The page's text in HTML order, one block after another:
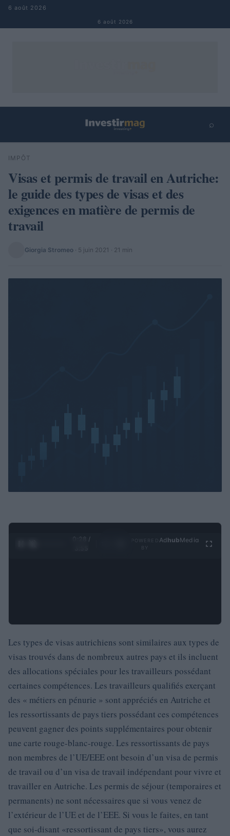
Aller au contenu
6 août 2026
6 août 2026
⌕
Rechercher
IMPÔT
Visas et permis de travail en Autriche:
le guide des types de visas et des
exigences en matière de permis de
travail
Giorgia Stromeo · 5 juin 2021 · 21 min
0:29 /
Ad hubMedia
Les types de visas autrichiens sont similaires aux types de
visas trouvés dans de nombreux autres pays et ils incluent
des allocations spéciales pour les travailleurs possédant
certaines compétences. Les travailleurs qualifiés exerçant
des « métiers en pénurie » sont appréciés en Autriche et
les ressortissants de pays tiers possédant ces compétences
peuvent gagner des points supplémentaires pour obtenir
une carte rouge-blanc-rouge. Les ressortissants de pays
non membres de l’UE/EEE ont besoin d’un visa de permis
de travail ou d’un visa de travail indépendant pour vivre et
travailler en Autriche. Les permis de séjour (temporaires et
permanents) ne sont nécessaires que si vous venez de
l’extérieur de l’UE et de l’EEE. Si vous le faites, en tant
que soi-disant «ressortissant de pays tiers», vous aurez